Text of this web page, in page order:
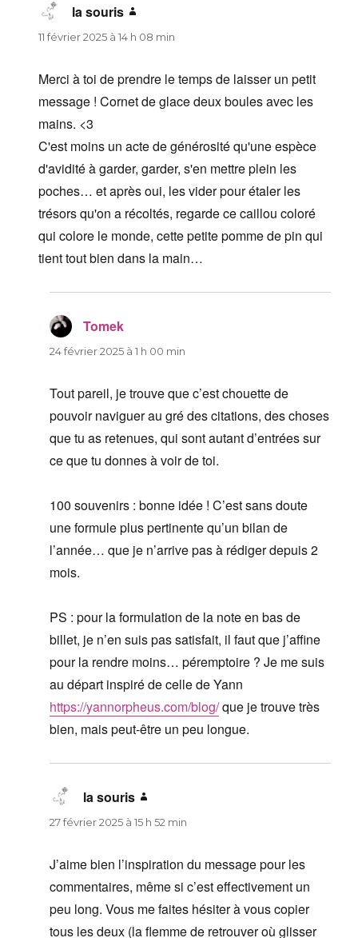
la souris
11 février 2025 à 14 h 08 min
Merci à toi de prendre le temps de laisser un petit
message ! Cornet de glace deux boules avec les
mains. <3
C'est moins un acte de générosité qu'une espèce
d'avidité à garder, garder, s'en mettre plein les
poches… et après oui, les vider pour étaler les
trésors qu'on a récoltés, regarde ce caillou coloré
qui colore le monde, cette petite pomme de pin qui
tient tout bien dans la main…
Tomek
24 février 2025 à 1 h 00 min
Tout pareil, je trouve que c’est chouette de
pouvoir naviguer au gré des citations, des choses
que tu as retenues, qui sont autant d’entrées sur
ce que tu donnes à voir de toi.
100 souvenirs : bonne idée ! C’est sans doute
une formule plus pertinente qu’un bilan de
l’année… que je n’arrive pas à rédiger depuis 2
mois.
PS : pour la formulation de la note en bas de
billet, je n’en suis pas satisfait, il faut que j’affine
pour la rendre moins… péremptoire ? Je me suis
au départ inspiré de celle de Yann
https://yannorpheus.com/blog/que je trouve très
bien, mais peut-être un peu longue.
la souris
27 février 2025 à 15 h 52 min
J’aime bien l’inspiration du message pour les
commentaires, même si c’est effectivement un
peu long. Vous me faites hésiter à vous copier
tous les deux (la flemme de retrouver où glisser